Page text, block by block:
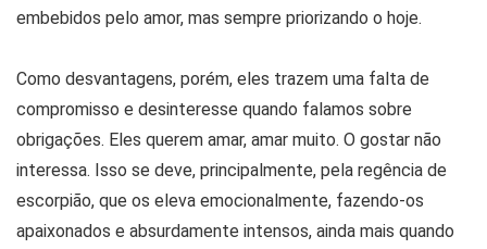
embebidos pelo amor, mas sempre priorizando o hoje.
Como desvantagens, porém, eles trazem uma falta de
compromisso e desinteresse quando falamos sobre
obrigações. Eles querem amar, amar muito. O gostar não
interessa. Isso se deve, principalmente, pela regência de
escorpião, que os eleva emocionalmente, fazendo-os
apaixonados e absurdamente intensos, ainda mais quando